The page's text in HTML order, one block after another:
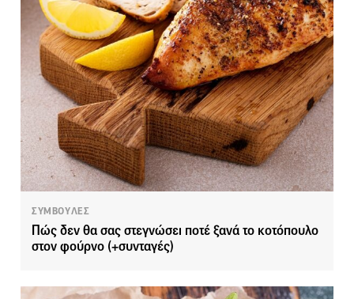
ΣΥΜΒΟΥΛΕΣ
Πώς δεν θα σας στεγνώσει ποτέ ξανά το κοτόπουλο
στον φούρνο (+συνταγές)